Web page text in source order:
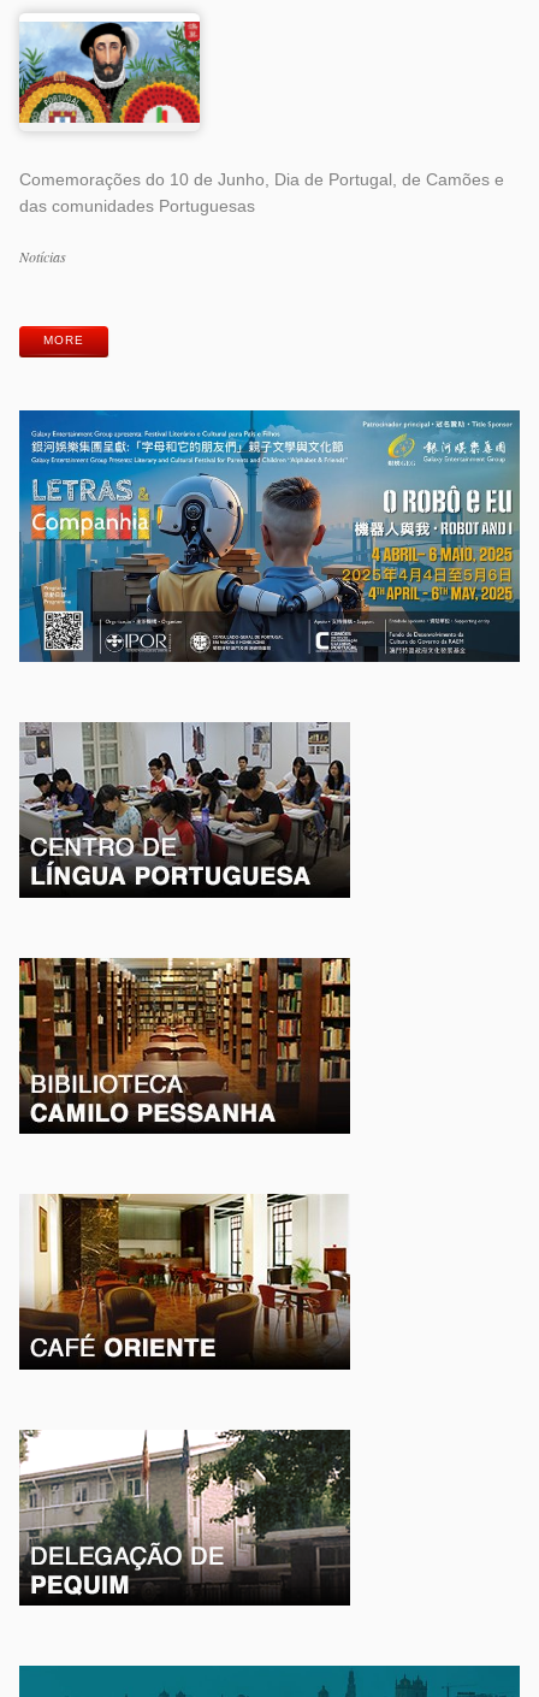
Comemorações do 10 de Junho, Dia de Portugal, de Camões e
das comunidades Portuguesas
Categorias
Notícias
MORE